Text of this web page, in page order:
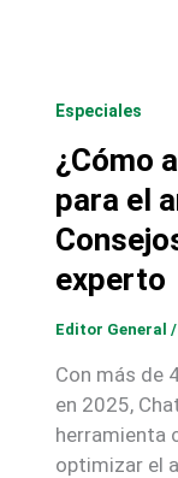
Especiales
¿Cómo
para el
experto
Editor General /
Con más de
en 2025,
herramienta
optimizar el